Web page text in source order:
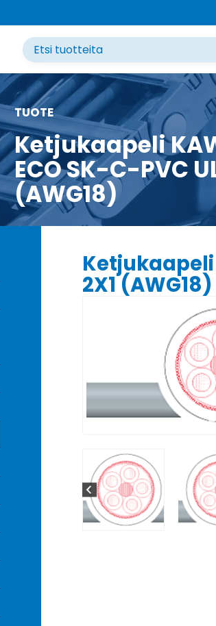
TUOTE
Ketjukaapeli
ECO SK-C-PVC
(AWG18)
Ketjukaapeli
2X1 (AWG18)